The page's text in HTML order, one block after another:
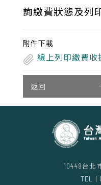
詢繳費狀態及列
附件下載
線上列印繳費收
返回
10449台北
TEL |